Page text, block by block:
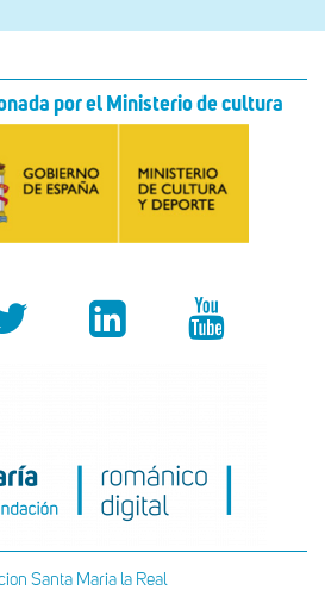
por el Ministerio de cultura
Santa Maria la Real